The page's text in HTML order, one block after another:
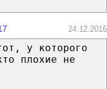
24.12.2016
у которого
плохие не